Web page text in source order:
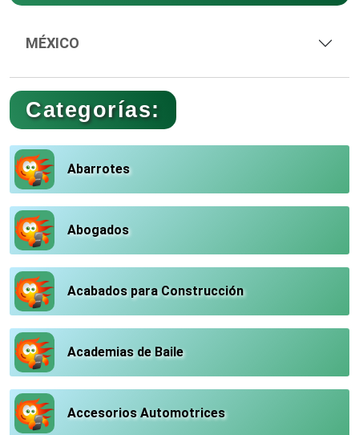
MÉXICO
Categorías:
Abarrotes
Abogados
Acabados para Construcción
Academias de Baile
Accesorios Automotrices